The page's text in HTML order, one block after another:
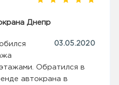
Днепр
03.05.2020
Обратился в
автокрана в